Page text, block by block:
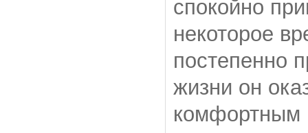
спокойно
некоторое
постепенно
жизни он
комфортным